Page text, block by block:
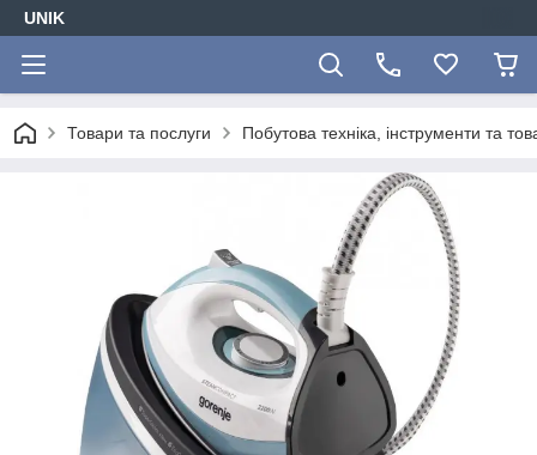
UNIK
Товари та послуги Побутова техніка, інструменти та